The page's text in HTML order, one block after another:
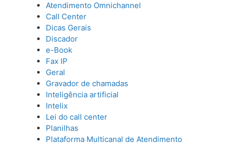
Atendimento Omnichannel
Call Center
Dicas Gerais
Discador
e-Book
Fax IP
Geral
Gravador de chamadas
Inteligência artificial
Intelix
Lei do call center
Planilhas
Plataforma Multicanal de Atendimento